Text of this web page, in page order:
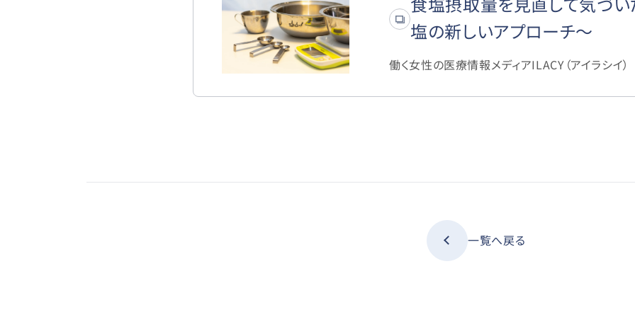
塩の新しいアプローチ〜
働く女性の医療情報メディアILACY（アイラシイ）
一覧へ戻る